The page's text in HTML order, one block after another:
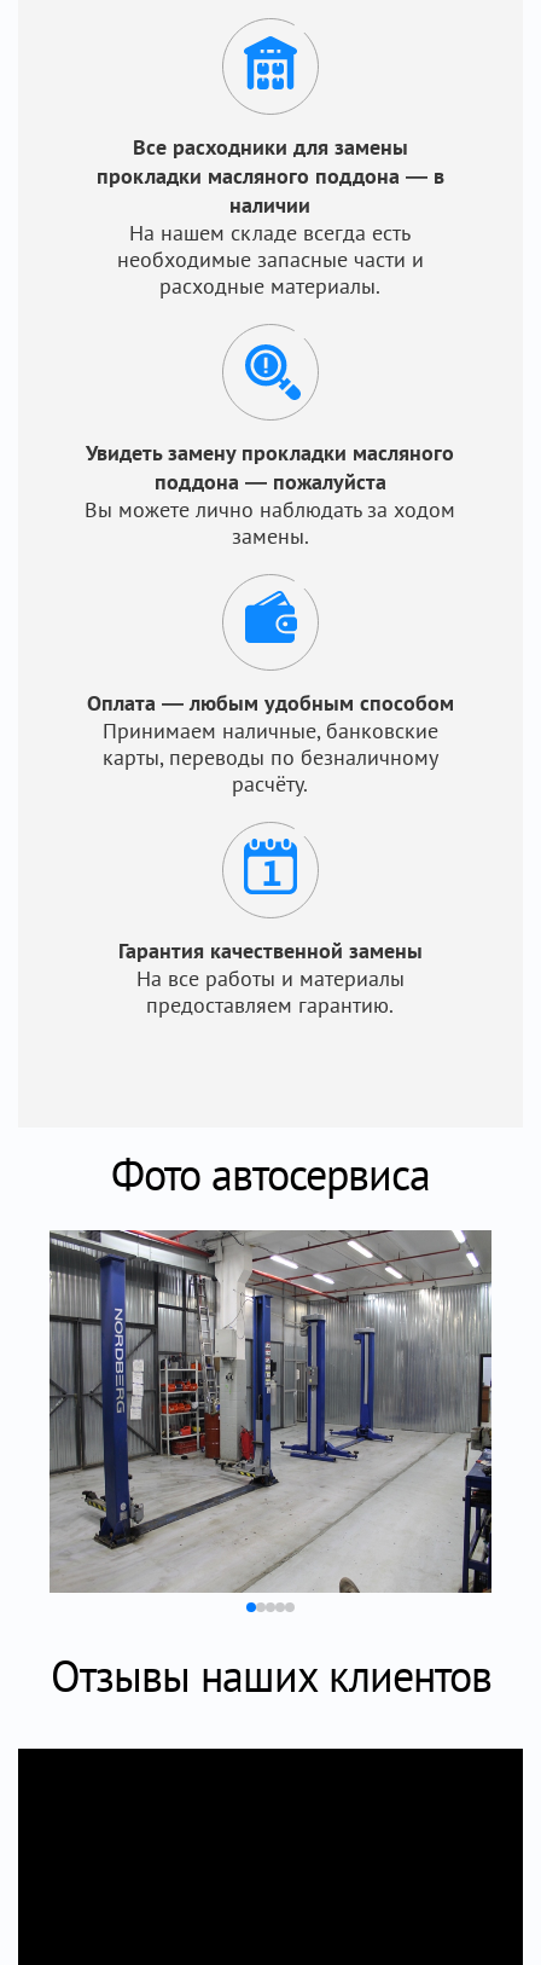
Все расходники для замены
прокладки масляного поддона — в
наличии
На нашем складе всегда есть
необходимые запасные части и
расходные материалы.
Увидеть замену прокладки масляного
поддона — пожалуйста
Вы можете лично наблюдать за ходом
замены.
Оплата — любым удобным способом
Принимаем наличные, банковские
карты, переводы по безналичному
расчёту.
Гарантия качественной замены
На все работы и материалы
предоставляем гарантию.
Фото автосервиса
Отзывы наших клиентов